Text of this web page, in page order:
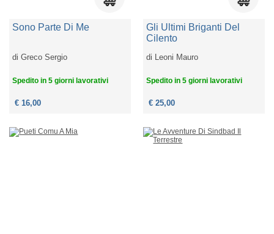
Sono Parte Di Me
diGreco Sergio
Spedito in 5 giorni lavorativi
€ 16,00
Gli Ultimi Briganti Del
Cilento
di Leoni Mauro
Spedito in 5 giorni lavorativi
€ 25,00